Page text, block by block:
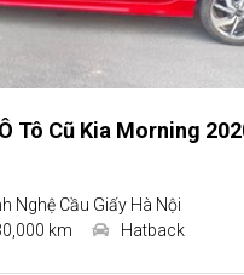
Tô Cũ Kia Morning
Nghệ Cầu Giấy Hà Nội
km Hatback